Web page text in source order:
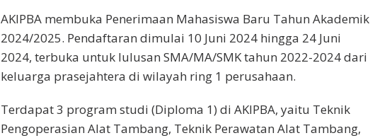
AKIPBA membuka Penerimaan Mahasiswa Baru Tahun Akademik
2024/2025. Pendaftaran dimulai 10 Juni 2024 hingga 24 Juni
2024, terbuka untuk lulusan SMA/MA/SMK tahun 2022-2024 dari
keluarga prasejahtera di wilayah ring 1 perusahaan.
Terdapat 3 program studi (Diploma 1) di AKIPBA, yaitu Teknik
Pengoperasian Alat Tambang, Teknik Perawatan Alat Tambang,